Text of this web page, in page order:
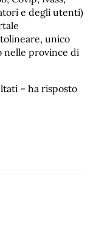
e degli utenti)
unico
nelle province di
– ha risposto